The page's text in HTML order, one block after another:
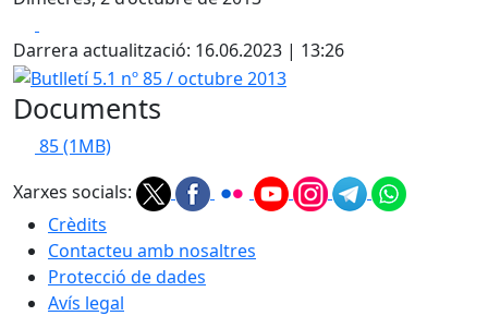
Darrera actualització: 16.06.2023 | 13:26
Butlletí 5.1 nº 85 / octubre 2013
Documents
85(1MB)
Xarxes socials:
Crèdits
Contacteu amb nosaltres
Protecció de dades
Avís legal